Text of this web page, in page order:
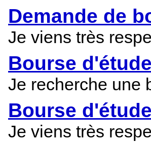
Demande de
Je viens très
Bourse
Je recherche une
Bourse
Je viens très